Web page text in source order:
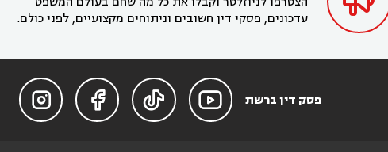
עדכונים, פסקי דין חשובים וניתוחים מקצועיים, לפני כולם.
פסק דין ברשת 


